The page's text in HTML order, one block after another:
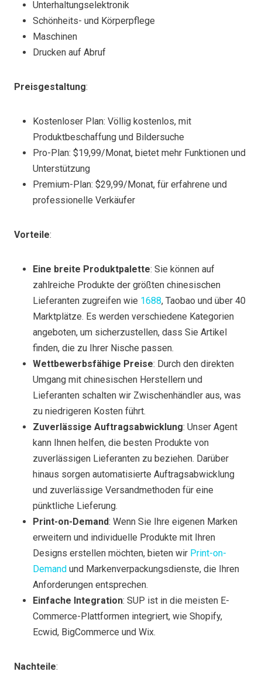
Unterhaltungselektronik
Schönheits- und Körperpflege
Maschinen
Drucken auf Abruf
Preisgestaltung:
Kostenloser Plan: Völlig kostenlos, mit
Produktbeschaffung und Bildersuche
Pro-Plan: $19,99/Monat, bietet mehr Funktionen und
Unterstützung
Premium-Plan: $29,99/Monat, für erfahrene und
professionelle Verkäufer
Vorteile:
Eine breite Produktpalette: Sie können auf
zahlreiche Produkte der größten chinesischen
Lieferanten zugreifen wie 1688, Taobao und über 40
Marktplätze. Es werden verschiedene Kategorien
angeboten, um sicherzustellen, dass Sie Artikel
finden, die zu Ihrer Nische passen.
Wettbewerbsfähige Preise: Durch den direkten
Umgang mit chinesischen Herstellern und
Lieferanten schalten wir Zwischenhändler aus, was
zu niedrigeren Kosten führt.
Zuverlässige Auftragsabwicklung: Unser Agent
kann Ihnen helfen, die besten Produkte von
zuverlässigen Lieferanten zu beziehen. Darüber
hinaus sorgen automatisierte Auftragsabwicklung
und zuverlässige Versandmethoden für eine
pünktliche Lieferung.
Print-on-Demand: Wenn Sie Ihre eigenen Marken
erweitern und individuelle Produkte mit Ihren
Designs erstellen möchten, bieten wir Print-on-
Demand und Markenverpackungsdienste, die Ihren
Anforderungen entsprechen.
Einfache Integration: SUP ist in die meisten E-
Commerce-Plattformen integriert, wie Shopify,
Ecwid, BigCommerce und Wix.
Nachteile: